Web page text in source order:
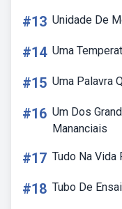
#13 Unidade De
#14 Uma
#15 Uma Palavra
#16 Um Dos
Mananciais
#17 Tudo Na Vida
#18 Tubo De